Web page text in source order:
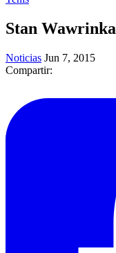
​Stan
Noticias Jun 7, 2015
Compartir: